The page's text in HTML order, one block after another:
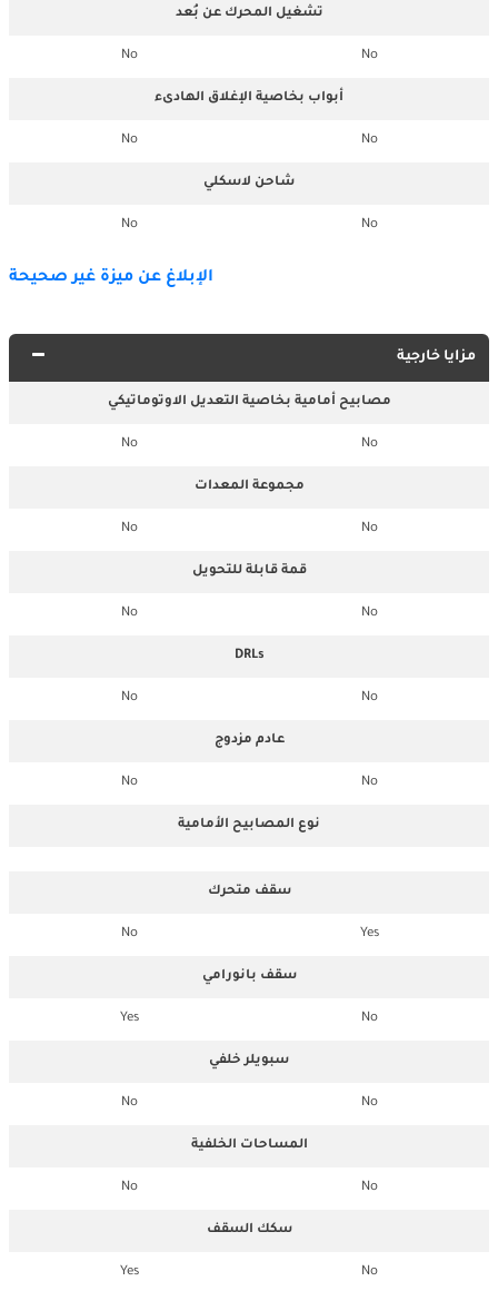
تشغيل المحرك عن بُعد
No
No
أبواب بخاصية الإغلاق الهادىء
No
No
شاحن لاسكلي
No
No
الإبلاغ عن ميزة غير صحيحة
مزايا خارجية
مصابيح أمامية بخاصية التعديل الاوتوماتيكي
No
No
مجموعة المعدات
No
No
قمة قابلة للتحويل
No
No
DRLs
No
No
عادم مزدوج
No
No
نوع المصابيح الأمامية
سقف متحرك
Yes
No
سقف بانورامي
No
Yes
سبويلر خلفي
No
No
المساحات الخلفية
No
No
سكك السقف
No
Yes